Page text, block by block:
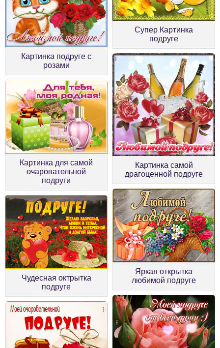
Картинка подруге с
розами
Супер Картинка
подруге
Картинка для самой
очаровательной
подруги
Картинка самой
драгоценной подруге
Чудесная октрытка
подруге
Яркая открытка
любимой подруге